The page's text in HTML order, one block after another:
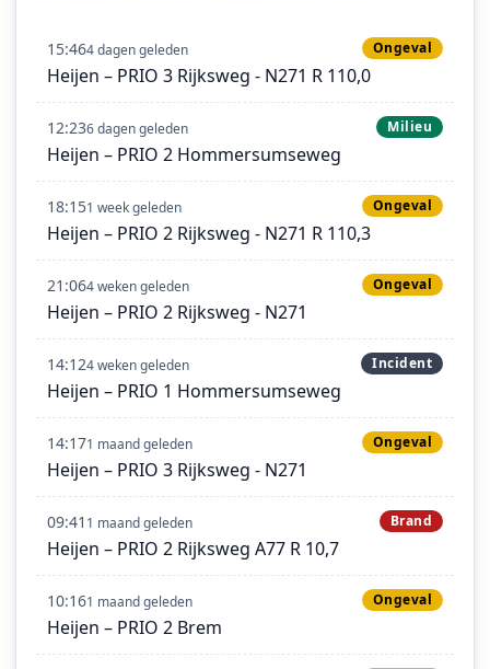
15:464 dagen geleden Ongeval
Heijen – PRIO 3 Rijksweg - N271 R 110,0
12:236 dagen geleden Milieu
Heijen – PRIO 2 Hommersumseweg
18:151 week geleden Ongeval
Heijen – PRIO 2 Rijksweg - N271 R 110,3
21:064 weken geleden Ongeval
Heijen – PRIO 2 Rijksweg - N271
14:124 weken geleden Incident
Heijen – PRIO 1 Hommersumseweg
14:171 maand geleden Ongeval
Heijen – PRIO 3 Rijksweg - N271
09:41 1 maand geleden Brand
Heijen – PRIO 2 Rijksweg A77 R 10,7
10:161 maand geleden Ongeval
Heijen – PRIO 2 Brem